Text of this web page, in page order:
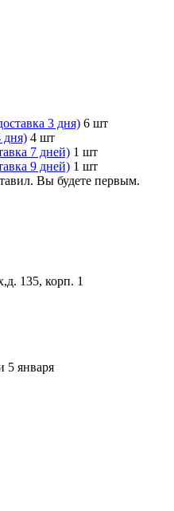
3 дня) 6 шт
дня) 4 шт
7 дней) 1 шт
9 дней) 1 шт
Вы будете первым.
135, корп. 1
5 января